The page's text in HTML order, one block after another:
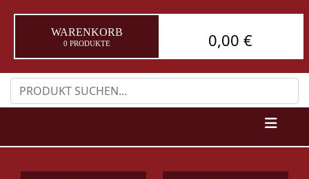
WARENKORB
0 PRODUKTE 0,00 €